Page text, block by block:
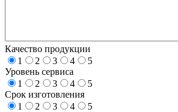
Качество продукции
1
2 3 4
5
Уровень сервиса
1
2 3 4
5
Срок изготовления
1
2 3 4
5